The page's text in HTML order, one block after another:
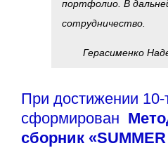
портфолио. В
сотрудничество.
Герасименко
При достижении 10-
сформирован
сборник